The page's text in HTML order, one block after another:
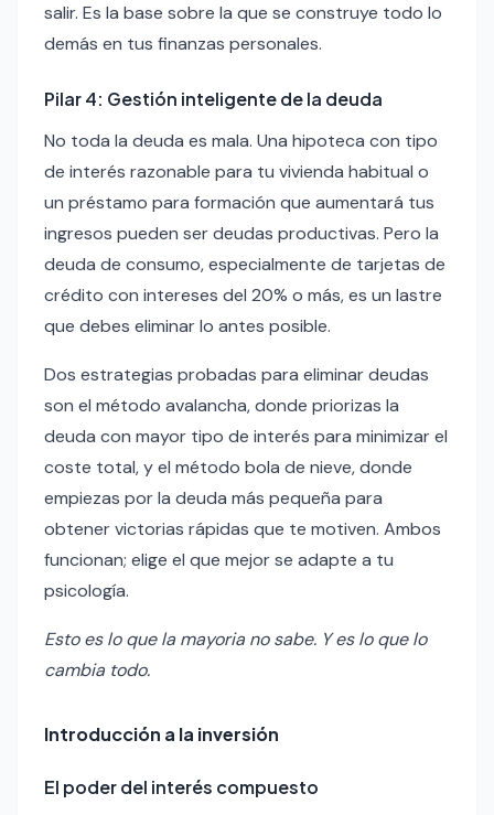
salir. Es la base sobre la que se construye todo lo
demás en tus finanzas personales.
Pilar 4: Gestión inteligente de la deuda
No toda la deuda es mala. Una hipoteca con tipo
de interés razonable para tu vivienda habitual o
un préstamo para formación que aumentará tus
ingresos pueden ser deudas productivas. Pero la
deuda de consumo, especialmente de tarjetas de
crédito con intereses del 20% o más, es un lastre
que debes eliminar lo antes posible.
Dos estrategias probadas para eliminar deudas
son el método avalancha, donde priorizas la
deuda con mayor tipo de interés para minimizar el
coste total, y el método bola de nieve, donde
empiezas por la deuda más pequeña para
obtener victorias rápidas que te motiven. Ambos
funcionan; elige el que mejor se adapte a tu
psicología.
Esto es lo que la mayoria no sabe. Y es lo que lo
cambia todo.
Introducción a la inversión
El poder del interés compuesto